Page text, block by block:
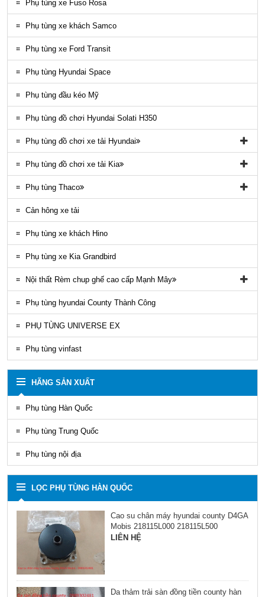
Phụ tùng gầm máy County
Ốp nhựa ngoại thất County
ĐÈN LED COUNTY
Nội thất County
Ngoại thất County
Phụ tùng điều hòa County
Phụ tùng xe Fuso Rosa
Phụ tùng xe khách Samco
Phụ tùng xe Ford Transit
Phụ tùng Hyundai Space
Phụ tùng đầu kéo Mỹ
Phụ tùng đồ chơi Hyundai Solati H350
Phụ tùng đồ chơi xe tải Hyundai
Phụ tùng đồ chơi xe tải Hyundai HD65, HD72
Phụ tùng Trago
Phụ tung hyundai mighty ex8
Phụ tùng đồ chơi xe tải Kia
Phụ tùng đồ chơi kia Bongo
Phụ tùng Kia K3000
Phụ tùng Thaco
Phụ tùng vỏ xe khách Thaco
Phụ tùng gầm máy xe khách Thaco
Cản hông xe tải
Phụ tùng xe khách Hino
Phụ tùng xe Kia Grandbird
Nội thất Rèm chup ghế cao cấp Mạnh Mây
Rèm áo ghế xe County Mạnh Mây
Phụ tùng hyundai County Thành Công
PHỤ TÙNG UNIVERSE EX
Phụ tùng vinfast
HÃNG SẢN XUẤT
Phụ tùng Hàn Quốc
Phụ tùng Trung Quốc
Phụ tùng nội địa
LỌC PHỤ TÙNG HÀN QUỐC
Cao su chân máy hyundai county D4GA
Mobis 218115L000 218115L500
LIÊN HỆ
Da thảm trải sàn đồng tiền county hàn